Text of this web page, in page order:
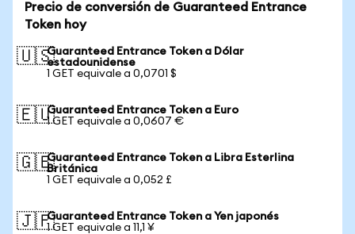
Precio de conversión de Guaranteed Entrance
Token hoy
🇺🇸Guaranteed Entrance Token a Dólar
estadounidense
1 GET equivale a 0,0701 $
🇪🇺Guaranteed Entrance Token a Euro
1 GET equivale a 0,0607 €
🇬🇧Guaranteed Entrance Token a Libra Esterlina
Británica
1 GET equivale a 0,052 £
🇯🇵Guaranteed Entrance Token a Yen japonés
1 GET equivale a 11,1 ¥